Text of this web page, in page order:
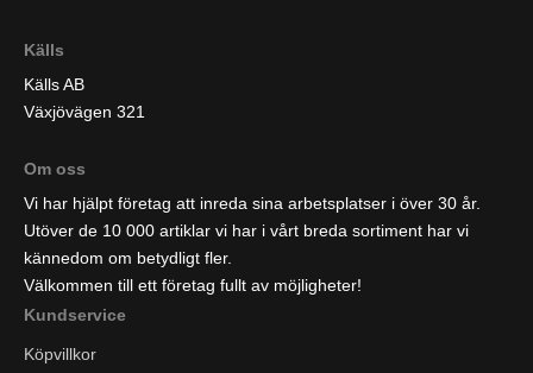
Källs
Källs AB
Växjövägen 321
Om oss
Vi har hjälpt företag att inreda sina arbetsplatser i över 30 år.
Utöver de 10 000 artiklar vi har i vårt breda sortiment har vi
kännedom om betydligt fler.
Välkommen till ett företag fullt av möjligheter!
Kundservice
Köpvillkor